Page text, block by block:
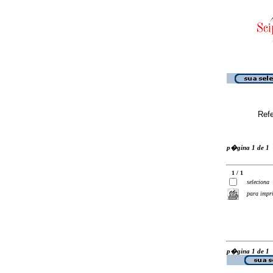
p�gina 1 de 1
1 / 1
seleciona
para
p�gina 1 de 1